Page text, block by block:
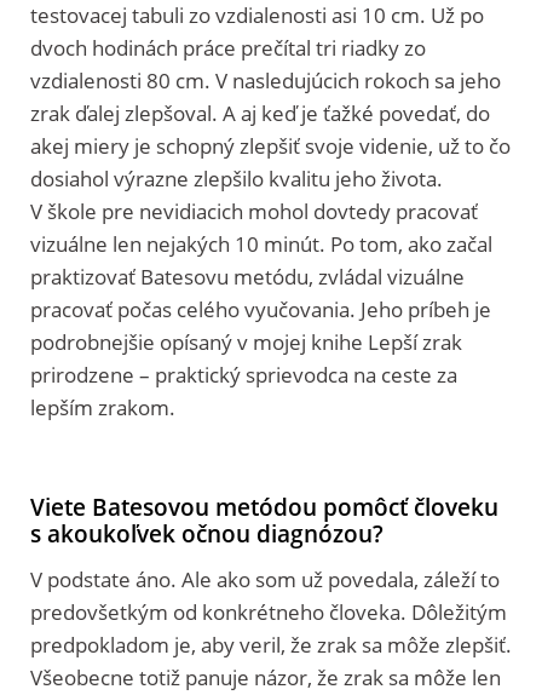
testovacej tabuli zo vzdialenosti asi 10 cm. Už po
dvoch hodinách práce prečítal tri riadky zo
vzdialenosti 80 cm. V nasledujúcich rokoch sa jeho
zrak ďalej zlepšoval. A aj keď je ťažké povedať, do
akej miery je schopný zlepšiť svoje videnie, už to čo
dosiahol výrazne zlepšilo kvalitu jeho života.
V škole pre nevidiacich mohol dovtedy pracovať
vizuálne len nejakých 10 minút. Po tom, ako začal
praktizovať Batesovu metódu, zvládal vizuálne
pracovať počas celého vyučovania. Jeho príbeh je
podrobnejšie opísaný v mojej knihe Lepší zrak
prirodzene – praktický sprievodca na ceste za
lepším zrakom.
Viete Batesovou metódou pomôcť človeku
s akoukoľvek očnou diagnózou?
V podstate áno. Ale ako som už povedala, záleží to
predovšetkým od konkrétneho človeka. Dôležitým
predpokladom je, aby veril, že zrak sa môže zlepšiť.
Všeobecne totiž panuje názor, že zrak sa môže len